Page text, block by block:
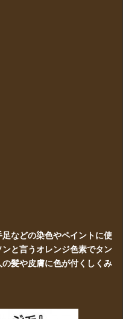
足などの染色やペイントに使
と言うオレンジ色素でタン
髪や皮膚に色が付くしくみ